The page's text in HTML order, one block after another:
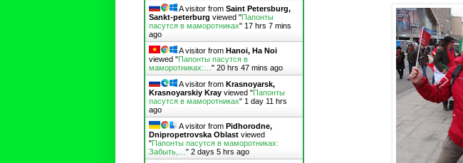
A visitor from Saint Petersburg,
Sankt-peterburg viewed "Папонты
пасутся в маморотниках" 17 hrs 7 mins
ago
A visitor from Hanoi, Ha Noi
viewed "Папонты пасутся в
маморотниках:… " 20 hrs 47 mins ago
A visitor from Krasnoyarsk,
Krasnoyarskiy Kray viewed "Папонты
пасутся в маморотниках" 1 day 11 hrs
ago
A visitor from Pidhorodne,
Dnipropetrovska Oblast viewed
"Папонты пасутся в маморотниках:
Забыть,… " 2 days 5 hrs ago